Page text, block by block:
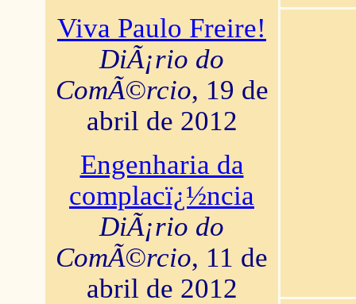
Viva Paulo Freire!
DiÃ¡rio do
ComÃ©rcio, 19 de
abril de 2012
Engenharia da
complacï¿½ncia
DiÃ¡rio do
ComÃ©rcio, 11 de
abril de 2012